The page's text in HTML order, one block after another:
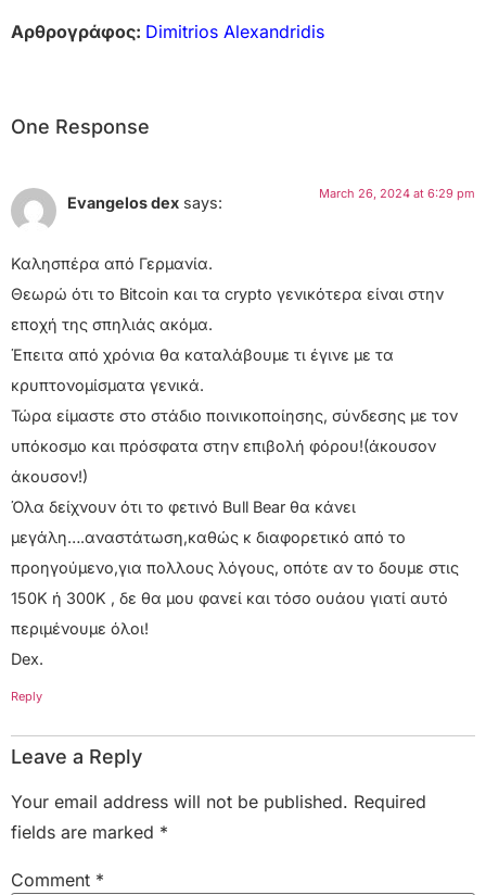
Αρθρογράφος: Dimitrios Alexandridis
One Response
Evangelos dex says: March 26, 2024 at 6:29 pm
Καλησπέρα από Γερμανία.
Θεωρώ ότι το Bitcoin και τα crypto γενικότερα είναι στην
εποχή της σπηλιάς ακόμα.
Έπειτα από χρόνια θα καταλάβουμε τι έγινε με τα
κρυπτονομίσματα γενικά.
Τώρα είμαστε στο στάδιο ποινικοποίησης, σύνδεσης με τον
υπόκοσμο και πρόσφατα στην επιβολή φόρου!(άκουσον
άκουσον!)
Όλα δείχνουν ότι το φετινό Bull Bear θα κάνει
μεγάλη….αναστάτωση,καθώς κ διαφορετικό από το
προηγούμενο,για πολλους λόγους, οπότε αν το δουμε στις
150Κ ή 300Κ , δε θα μου φανεί και τόσο ουάου γιατί αυτό
περιμένουμε όλοι!
Dex.
Reply
Leave a Reply
Your email address will not be published. Required
fields are marked *
Comment *